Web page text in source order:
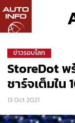
ข่าวรอบโลก
StoreDot พ
ชาร์จเต็มใน
13 Oct 2021